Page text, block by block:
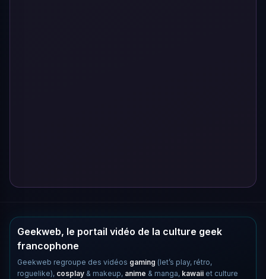
Geekweb, le portail vidéo de la culture geek
francophone
Geekweb regroupe des vidéos gaming (let’s play, rétro,
roguelike), cosplay & makeup, anime & manga, kawaii et culture